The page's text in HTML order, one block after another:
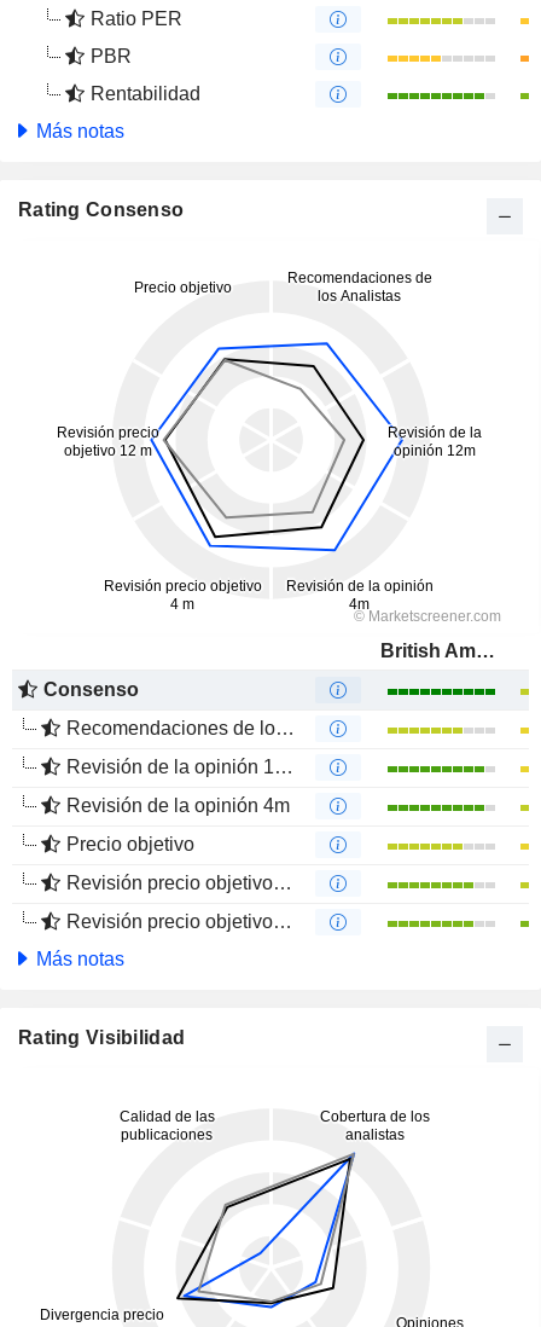
Ratio PER
PBR
Rentabilidad
Más notas
Rating Consenso
British American Tobacco p.l.c.
Consenso
Recomendaciones de los Analistas
Revisión de la opinión 12m
Revisión de la opinión 4m
Precio objetivo
Revisión precio objetivo 12 m
Revisión precio objetivo 4 m
Más notas
Rating Visibilidad